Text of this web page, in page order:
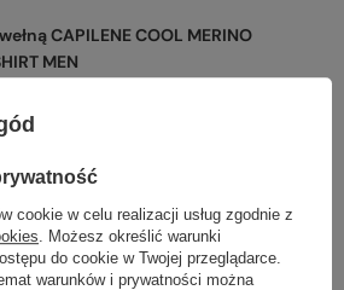
CAPILENE COOL MERINO
MEN
cookie w celu realizacji usług zgodnie z
. Możesz określić warunki
do cookie w Twojej przeglądarce.
warunków i prywatności można